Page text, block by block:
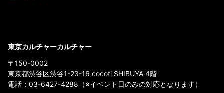
東京カルチャーカルチャー
〒150-0002
東京都渋谷区渋谷1-23-16 cocoti SHIBUYA 4階
電話： 03-6427-4288 （※イベント日のみの対応となります）